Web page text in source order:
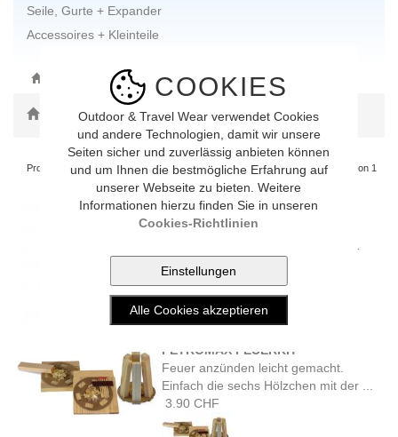
COOKIES
Outdoor & Travel Wear verwendet Cookies
und andere Technologien, damit wir unsere
Seiten sicher und zuverlässig anbieten können
und um Ihnen die bestmögliche Erfahrung auf
unserer Webseite zu bieten. Weitere
Informationen hierzu finden Sie in unseren
Cookies-Richtlinien
Seile, Gurte + Expander
Accessoires + Kleinteile
ONLINE-SHOP AUSRÜSTUNG REISEARTIKEL
Petromax Toggle Dropdown
Produkte pro Seite 10 20 Alle [ 2 Artikel ] Site 1 von 1
PETROMAX MINI-GASBRENNER
Der Petromax Mini-Gasbrenner ist
ideal zum Anzünden der Petromax-
Lampe. Insbesondere ...
16.90 CHF
PETROMAX FEUERKIT
Feuer anzünden leicht gemacht.
Einfach die sechs Hölzchen mit der ...
3.90 CHF